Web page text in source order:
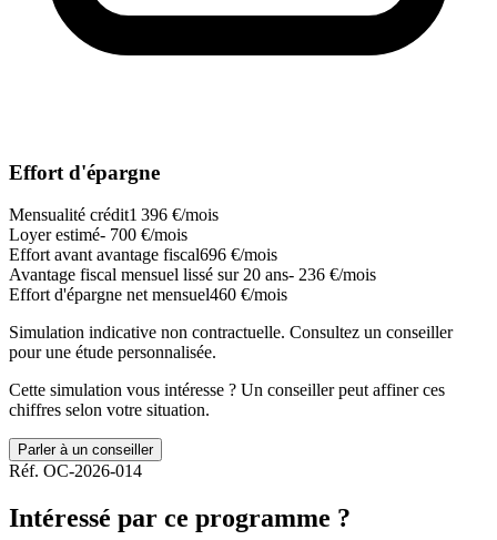
Effort d'épargne
Mensualité crédit1 396 €/mois
Loyer estimé- 700 €/mois
Effort avant avantage fiscal696 €/mois
Avantage fiscal mensuel lissé sur 20 ans- 236 €/mois
Effort d'épargne net mensuel460 €/mois
Simulation indicative non contractuelle. Consultez un conseiller
pour une étude personnalisée.
Cette simulation vous intéresse ? Un conseiller peut affiner ces
chiffres selon votre situation.
Parler à un conseiller
Réf. OC-2026-014
Intéressé par ce programme ?